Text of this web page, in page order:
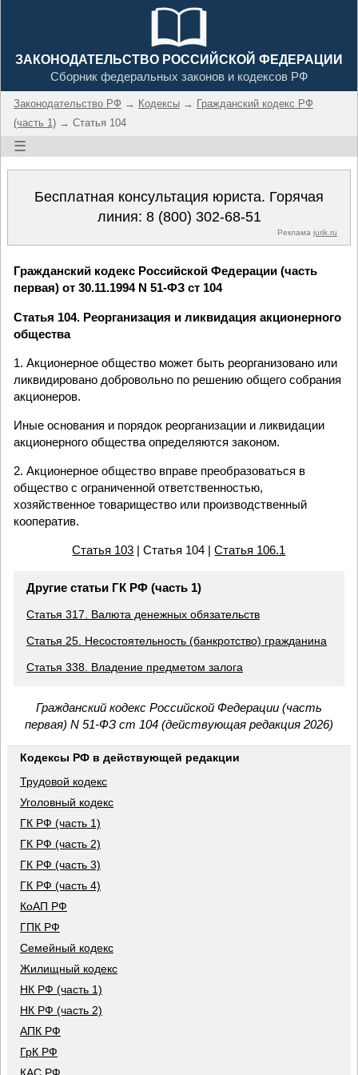
ЗАКОНОДАТЕЛЬСТВО РОССИЙСКОЙ ФЕДЕРАЦИИ
Сборник федеральных законов и кодексов РФ
Законодательство РФ → Кодексы → Гражданский кодекс РФ
(часть 1) → Статья 104
☰
Бесплатная консультация юриста. Горячая
линия: 8 (800) 302-68-51
Реклама jurik.ru
Гражданский кодекс Российской Федерации (часть
первая) от 30.11.1994 N 51-ФЗ ст 104
Статья 104. Реорганизация и ликвидация акционерного
общества
1. Акционерное общество может быть реорганизовано или
ликвидировано добровольно по решению общего собрания
акционеров.
Иные основания и порядок реорганизации и ликвидации
акционерного общества определяются законом.
2. Акционерное общество вправе преобразоваться в
общество с ограниченной ответственностью,
хозяйственное товарищество или производственный
кооператив.
Статья 103 | Статья 104 |Статья 106.1
Другие статьи ГК РФ (часть 1)
Статья 317. Валюта денежных обязательств
Статья 25. Несостоятельность (банкротство) гражданина
Статья 338. Владение предметом залога
Гражданский кодекс Российской Федерации (часть
первая) N 51-ФЗ ст 104 (действующая редакция 2026)
Кодексы РФ в действующей редакции
Трудовой кодекс
Уголовный кодекс
ГК РФ (часть 1)
ГК РФ (часть 2)
ГК РФ (часть 3)
ГК РФ (часть 4)
КоАП РФ
ГПК РФ
Семейный кодекс
Жилищный кодекс
НК РФ (часть 1)
НК РФ (часть 2)
АПК РФ
ГрК РФ